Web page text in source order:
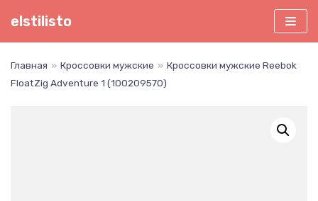
Перейти
elstilisto
Главная » Кроссовки мужские » Кроссовки мужские Reebok
FloatZig Adventure 1 (100209570)